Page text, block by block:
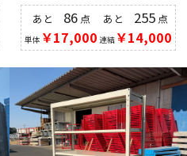
あと 86点
単体 ￥17,000
あと 255点
連結￥14,000